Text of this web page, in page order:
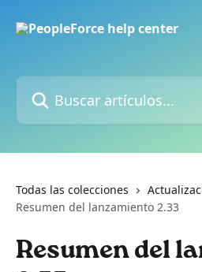
Buscar artículos...
Todas las colecciones
Resumen del lanzamiento 2.33
Resumen del